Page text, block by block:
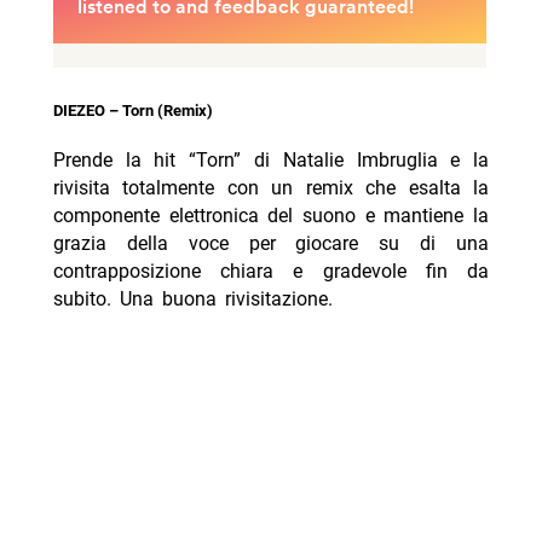
DIEZEO – Torn (Remix)
Prende la hit “Torn” di Natalie Imbruglia e la
rivisita totalmente con un remix che esalta la
componente elettronica del suono e mantiene la
grazia della voce per giocare su di una
contrapposizione chiara e gradevole fin da
subito. Una buona rivisitazione.